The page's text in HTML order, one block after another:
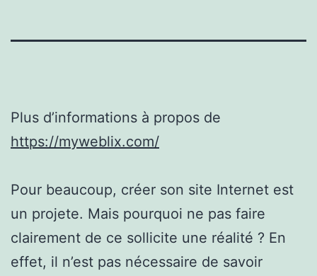
Plus d’informations à propos de
https://myweblix.com/
Pour beaucoup, créer son site Internet est
un projete. Mais pourquoi ne pas faire
clairement de ce sollicite une réalité ? En
effet, il n’est pas nécessaire de savoir